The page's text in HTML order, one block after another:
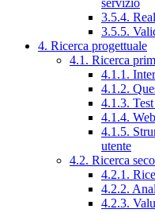
servizio
3.5.4.
3.5.5.
4. Ricerca progettuale
4.1. Ricerca
4.1.1.
4.1.2.
4.1.3.
4.1.4.
4.1.5.
utente
4.2. Ricerca
4.2.1.
4.2.2.
4.2.3.